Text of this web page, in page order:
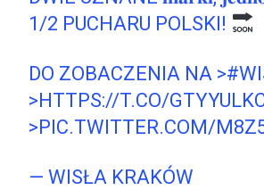
1/2 PUCHARU POLSKI!
DO ZOBACZENIA NA
>HTTPS://T.CO/
>PIC.TWITTER.COM/
— WISŁA KRAKÓW